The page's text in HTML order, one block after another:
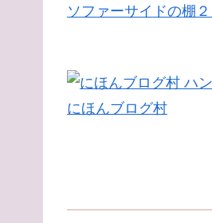
ソファーサイドの棚
にほんブログ村